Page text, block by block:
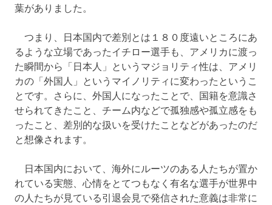
葉がありました。
つまり、日本国内で差別とは１８０度遠いところにあ
るような立場であったイチロー選手も、アメリカに渡っ
た瞬間から「日本人」というマジョリティ性は、アメリ
カの「外国人」というマイノリティに変わったというこ
とです。さらに、外国人になったことで、国籍を意識さ
せられてきたこと、チーム内などで孤独感や孤立感をも
ったこと、差別的な扱いを受けたことなどがあったのだ
と想像されます。
日本国内において、海外にルーツのある人たちが置か
れている実態、心情をとてつもなく有名な選手が世界中
の人たちが見ている引退会見で発信された意義は非常に